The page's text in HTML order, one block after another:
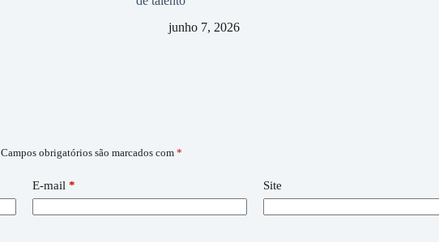
junho 7, 2026
Campos obrigatórios são marcados com *
E-mail * Site